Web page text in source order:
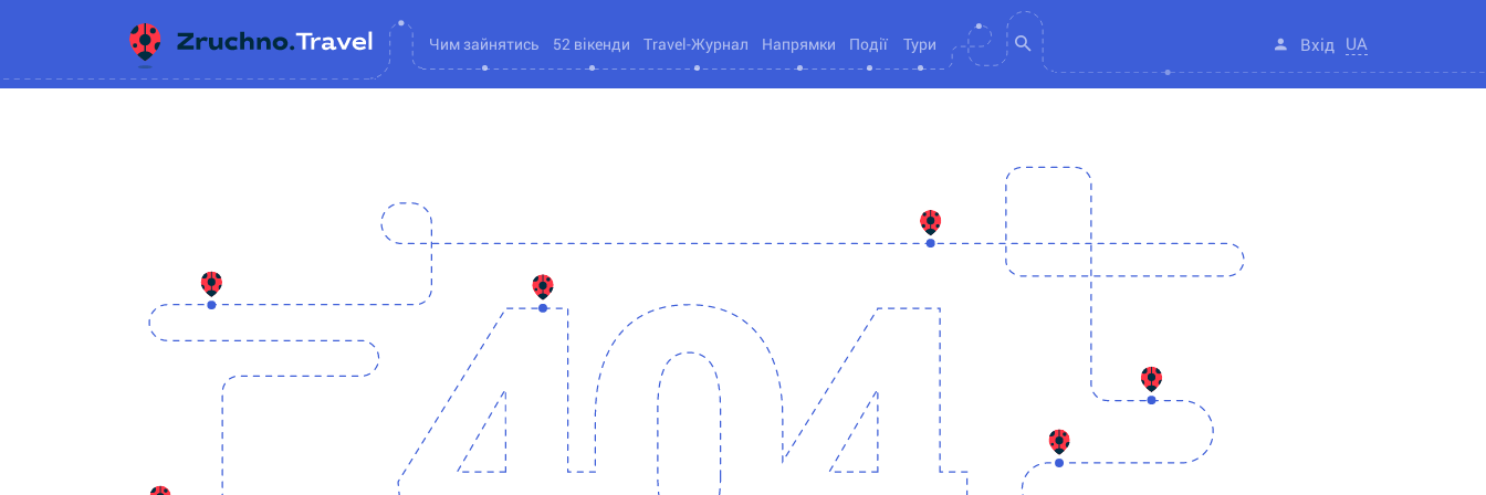
Чим зайнятись 52 вікенди Travel-Журнал Напрямки Події Тури Вхід UA